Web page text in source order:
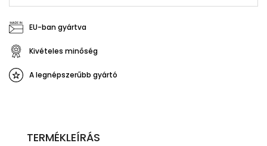
EU-ban gyártva
Kivételes minőség
A legnépszerűbb gyártó
TERMÉKLEÍRÁS